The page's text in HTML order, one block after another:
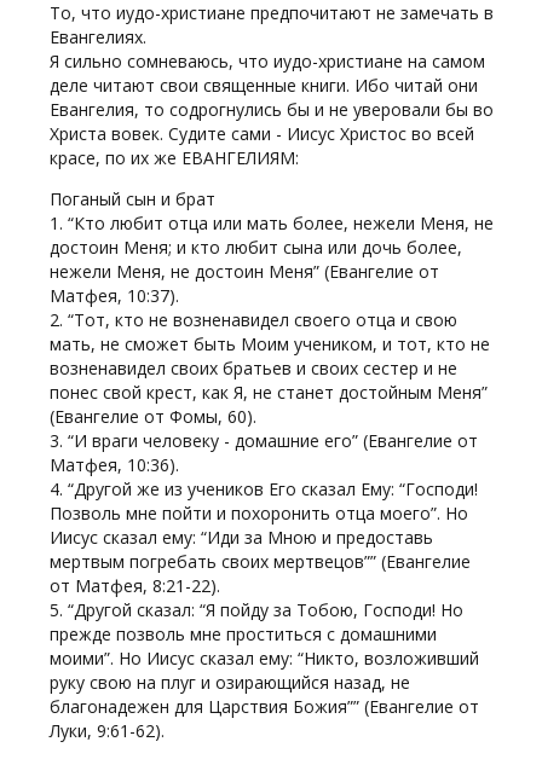
То, что иудо-христиане предпочитают не замечать в
Евангелиях.
Я сильно сомневаюсь, что иудо-христиане на самом
деле читают свои священные книги. Ибо читай они
Евангелия, то содрогнулись бы и не уверовали бы во
Христа вовек. Судите сами - Иисус Христос во всей
красе, по их же ЕВАНГЕЛИЯМ:
Поганый сын и брат
1. “Кто любит отца или мать более, нежели Меня, не
достоин Меня; и кто любит сына или дочь более,
нежели Меня, не достоин Меня” (Евангелие от
Матфея, 10:37).
2. “Тот, кто не возненавидел своего отца и свою
мать, не сможет быть Моим учеником, и тот, кто не
возненавидел своих братьев и своих сестер и не
понес свой крест, как Я, не станет достойным Меня”
(Евангелие от Фомы, 60).
3. “И враги человеку - домашние его” (Евангелие от
Матфея, 10:36).
4. “Другой же из учеников Его сказал Ему: “Господи!
Позволь мне пойти и похоронить отца моего”. Но
Иисус сказал ему: “Иди за Мною и предоставь
мертвым погребать своих мертвецов”” (Евангелие
от Матфея, 8:21-22).
5. “Другой сказал: “Я пойду за Тобою, Господи! Но
прежде позволь мне проститься с домашними
моими”. Но Иисус сказал ему: “Никто, возложивший
руку свою на плуг и озирающийся назад, не
благонадежен для Царствия Божия”” (Евангелие от
Луки, 9:61-62).